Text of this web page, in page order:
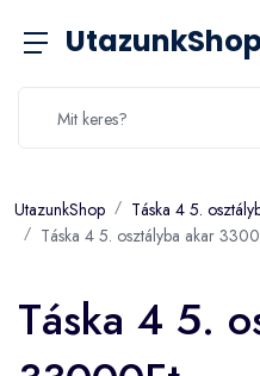
UtazunkShop
Táska 4 5.
Táska 4 5. osztályba akar
Táska 4 5.